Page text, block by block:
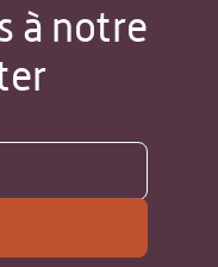
à notre